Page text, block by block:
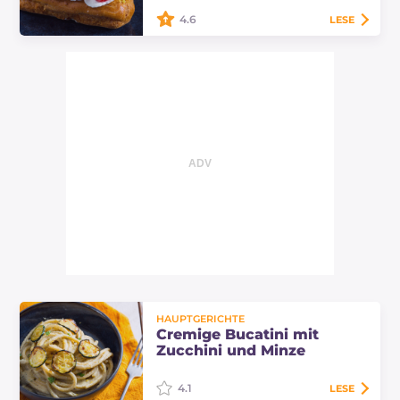
4.6 LESE
HAUPTGERICHTE
Cremige Bucatini mit
Zucchini und Minze
4.1 LESE